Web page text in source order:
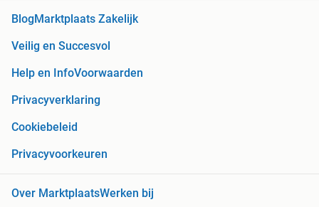
Blog Marktplaats Zakelijk
Veilig en Succesvol
Help en InfoVoorwaarden
Privacyverklaring
Cookiebeleid
Privacyvoorkeuren
Over MarktplaatsWerken bij